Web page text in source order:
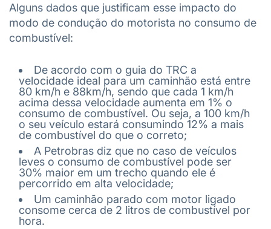
Alguns dados que justificam esse impacto do
modo de condução do motorista no consumo de
combustível:
De acordo com o guia do TRC a
velocidade ideal para um caminhão está entre
80 km/h e 88km/h, sendo que cada 1 km/h
acima dessa velocidade aumenta em 1% o
consumo de combustível. Ou seja, a 100 km/h
o seu veículo estará consumindo 12% a mais
de combustível do que o correto;
A Petrobras diz que no caso de veículos
leves o consumo de combustível pode ser
30% maior em um trecho quando ele é
percorrido em alta velocidade;
Um caminhão parado com motor ligado
consome cerca de 2 litros de combustível por
hora.